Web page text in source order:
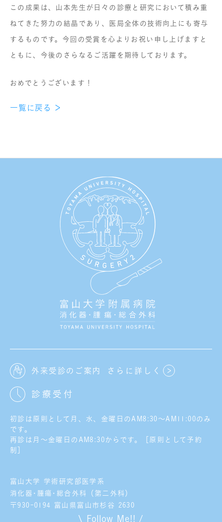
この成果は、山本先生が日々の診療と研究において積み重
ねてきた努力の結晶であり、医局全体の技術向上にも寄与
するものです。今回の受賞を心よりお祝い申し上げますと
ともに、今後のさらなるご活躍を期待しております。
おめでとうございます！
一覧に戻る
外来受診のご案内 さらに詳しく
診療受付
初診は原則として月、水、金曜日のAM8:30～AM11:00のみ
です。
再診は月～金曜日のAM8:30からです。［原則として予約
制］
富山大学 学術研究部医学系
消化器･腫瘍･総合外科（第二外科）
〒930-0194 富山県富山市杉谷 2630
\ Follow Me!! /